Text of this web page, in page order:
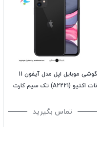
گوشی موبایل اپل مدل آیفون 11
نات اکتیو (A2221) تک سیم کارت
گیگابایت - ویتنامتماس بگیرید